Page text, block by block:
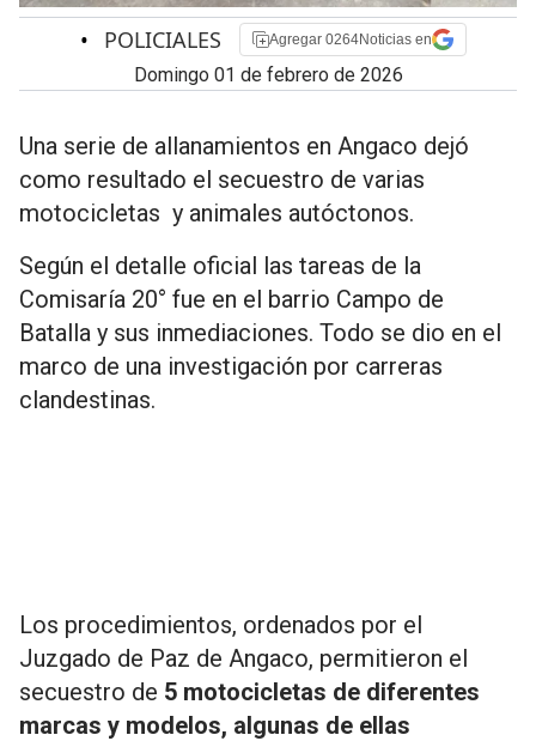
• POLICIALES Agregar 0264Noticias en
domingo 01 de febrero de 2026
Una serie de allanamientos en Angaco dejó
como resultado el secuestro de varias
motocicletas y animales autóctonos.
Según el detalle oficial las tareas de la
Comisaría 20° fue en el barrio Campo de
Batalla y sus inmediaciones. Todo se dio en el
marco de una investigación por carreras
clandestinas.
Los procedimientos, ordenados por el
Juzgado de Paz de Angaco, permitieron el
secuestro de 5 motocicletas de diferentes
marcas y modelos, algunas de ellas